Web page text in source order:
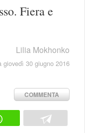
Fiera e
Lilia Mokhonko
giovedì 30 giugno 2016
COMMENTA